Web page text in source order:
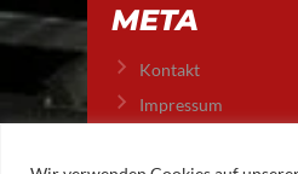
META
Kontakt
Impressum